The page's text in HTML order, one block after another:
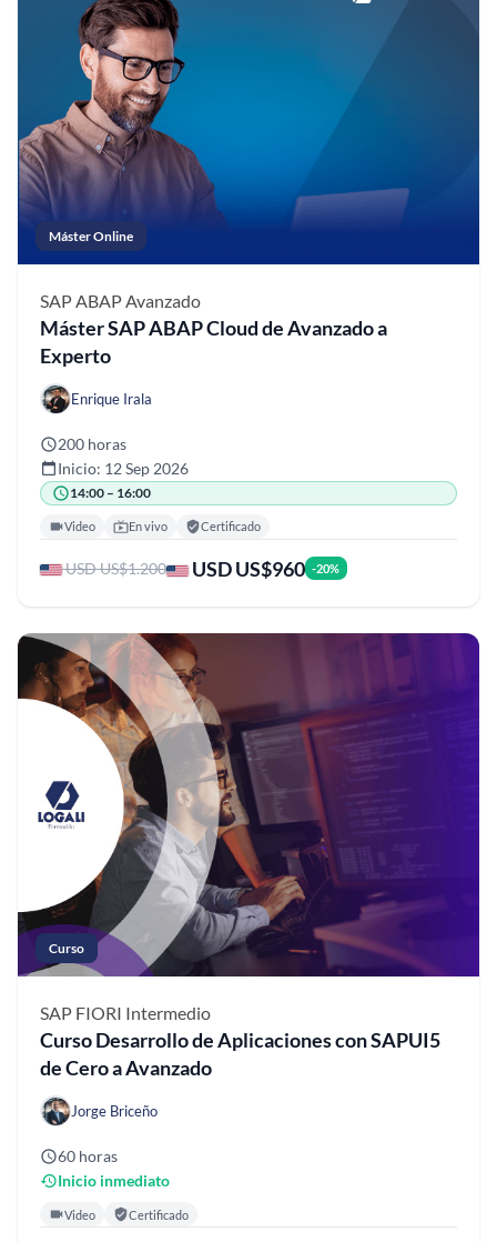
Máster Online
SAP ABAPAvanzado
Máster SAP ABAP Cloud de Avanzado a
Experto
Enrique Irala
200 horas
Inicio: 12 Sep 2026
14:00 – 16:00
Video En vivo Certificado
USD US$1.200 USD US$960 -20%
Curso
SAP FIORI Intermedio
Curso Desarrollo de Aplicaciones con SAPUI5
de Cero a Avanzado
Jorge Briceño
60 horas
Inicio inmediato
Video Certificado